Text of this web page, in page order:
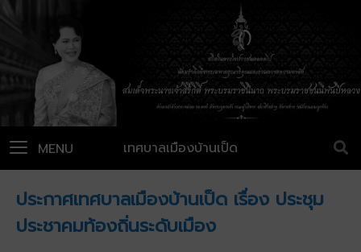
เทศบาลเมืองบ้านเป็ด
MENU
ประกาศเทศบาลเมืองบ้านเป็ด เรื่อง ประชุม
ประชาคมท้องถิ่นระดับเมือง